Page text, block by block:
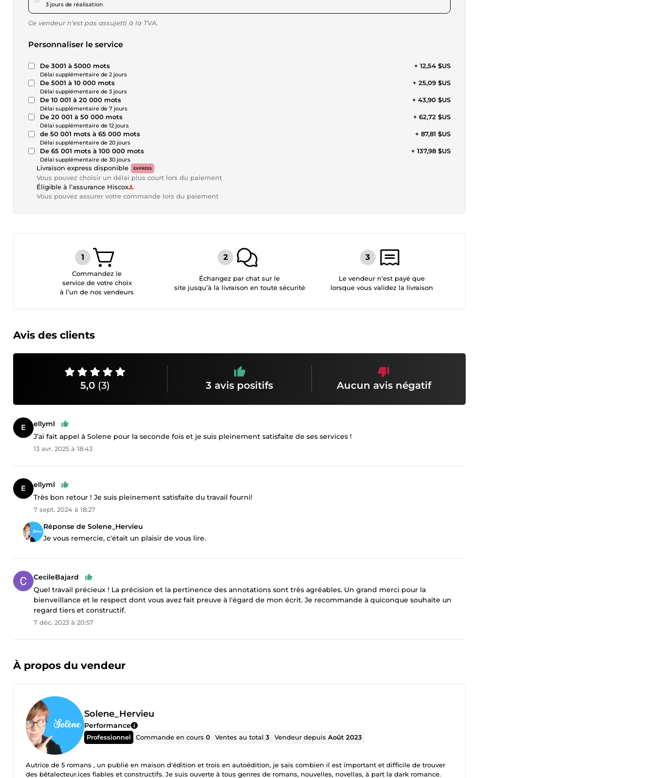
3 jours de réalisation
Ce vendeur n’est pas assujetti à la TVA.
Personnaliser le service
De 3001 à 5000 mots
Délai supplémentaire de 2 jours
+ 12,54 $US
De 5001 à 10 000 mots
Délai supplémentaire de 3 jours
+ 25,09 $US
De 10 001 à 20 000 mots
Délai supplémentaire de 7 jours
+ 43,90 $US
De 20 001 à 50 000 mots
Délai supplémentaire de 12 jours
+ 62,72 $US
de 50 001 mots à 65 000 mots
Délai supplémentaire de 20 jours
+ 87,81 $US
De 65 001 mots à 100 000 mots
Délai supplémentaire de 30 jours
+ 137,98 $US
Livraison express disponible EXPRESS
Vous pouvez choisir un délai plus court lors du paiement
Éligible à l’assurance Hiscox
Vous pouvez assurer votre commande lors du paiement
Commandez le
service de votre choix
à l’un de nos vendeurs
Échangez par chat sur le
site jusqu’à la livraison en toute sécurité
Le vendeur n’est payé que
lorsque vous validez la livraison
Avis des clients
5,0 (3) 3 avis positifs Aucun avis négatif
ellyml
J’ai fait appel à Solene pour la seconde fois et je suis pleinement satisfaite de ses services !
13 avr. 2025 à 18:43
ellyml
Très bon retour ! Je suis pleinement satisfaite du travail fourni!
7 sept. 2024 à 18:27
Réponse de Solene_Hervieu
Je vous remercie, c'était un plaisir de vous lire.
CecileBajard
Quel travail précieux ! La précision et la pertinence des annotations sont très agréables. Un grand merci pour la
bienveillance et le respect dont vous avez fait preuve à l'égard de mon écrit. Je recommande à quiconque souhaite un
regard tiers et constructif.
7 déc. 2023 à 20:57
À propos du vendeur
Solene_Hervieu
Performance
Professionnel Commande en cours0 Ventes au total3 Vendeur depuisAoût 2023
Autrice de 5 romans , un publié en maison d'édition et trois en autoédition, je sais combien il est important et difficile de trouver
des bêtalecteur.ices fiables et constructifs. Je suis ouverte à tous genres de romans, nouvelles, novellas, à part la dark romance.